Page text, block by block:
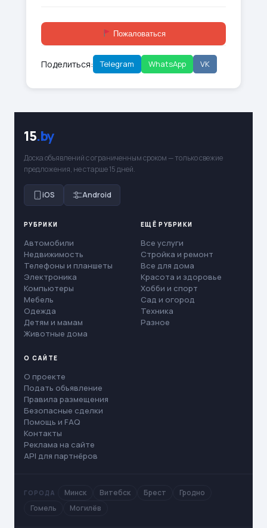
Пожаловаться
Поделиться: Telegram WhatsApp VK
15.by
Доска объявлений с ограниченным сроком — только свежие
предложения, не старше 15 дней.
iOS Android
РУБРИКИ
Автомобили
Недвижимость
Телефоны и планшеты
Электроника
Компьютеры
Мебель
Одежда
Детям и мамам
Животные дома
ЕЩЁ РУБРИКИ
Все услуги
Стройка и ремонт
Все для дома
Красота и здоровье
Хобби и спорт
Сад и огород
Техника
Разное
О САЙТЕ
О проекте
Подать объявление
Правила размещения
Безопасные сделки
Помощь и FAQ
Контакты
Реклама на сайте
API для партнёров
ГОРОДА Минск Витебск Брест
Гродно
Гомель
Могилёв